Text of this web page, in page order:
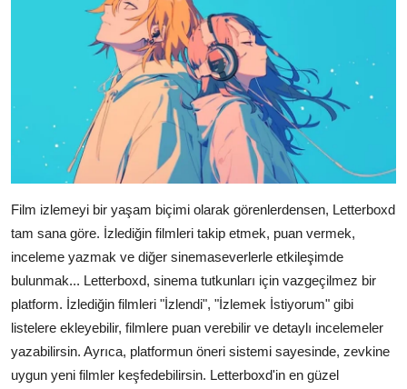
Film izlemeyi bir yaşam biçimi olarak görenlerdensen, Letterboxd
tam sana göre. İzlediğin filmleri takip etmek, puan vermek,
inceleme yazmak ve diğer sinemaseverlerle etkileşimde
bulunmak... Letterboxd, sinema tutkunları için vazgeçilmez bir
platform. İzlediğin filmleri "İzlendi", "İzlemek İstiyorum" gibi
listelere ekleyebilir, filmlere puan verebilir ve detaylı incelemeler
yazabilirsin. Ayrıca, platformun öneri sistemi sayesinde, zevkine
uygun yeni filmler keşfedebilirsin. Letterboxd'in en güzel